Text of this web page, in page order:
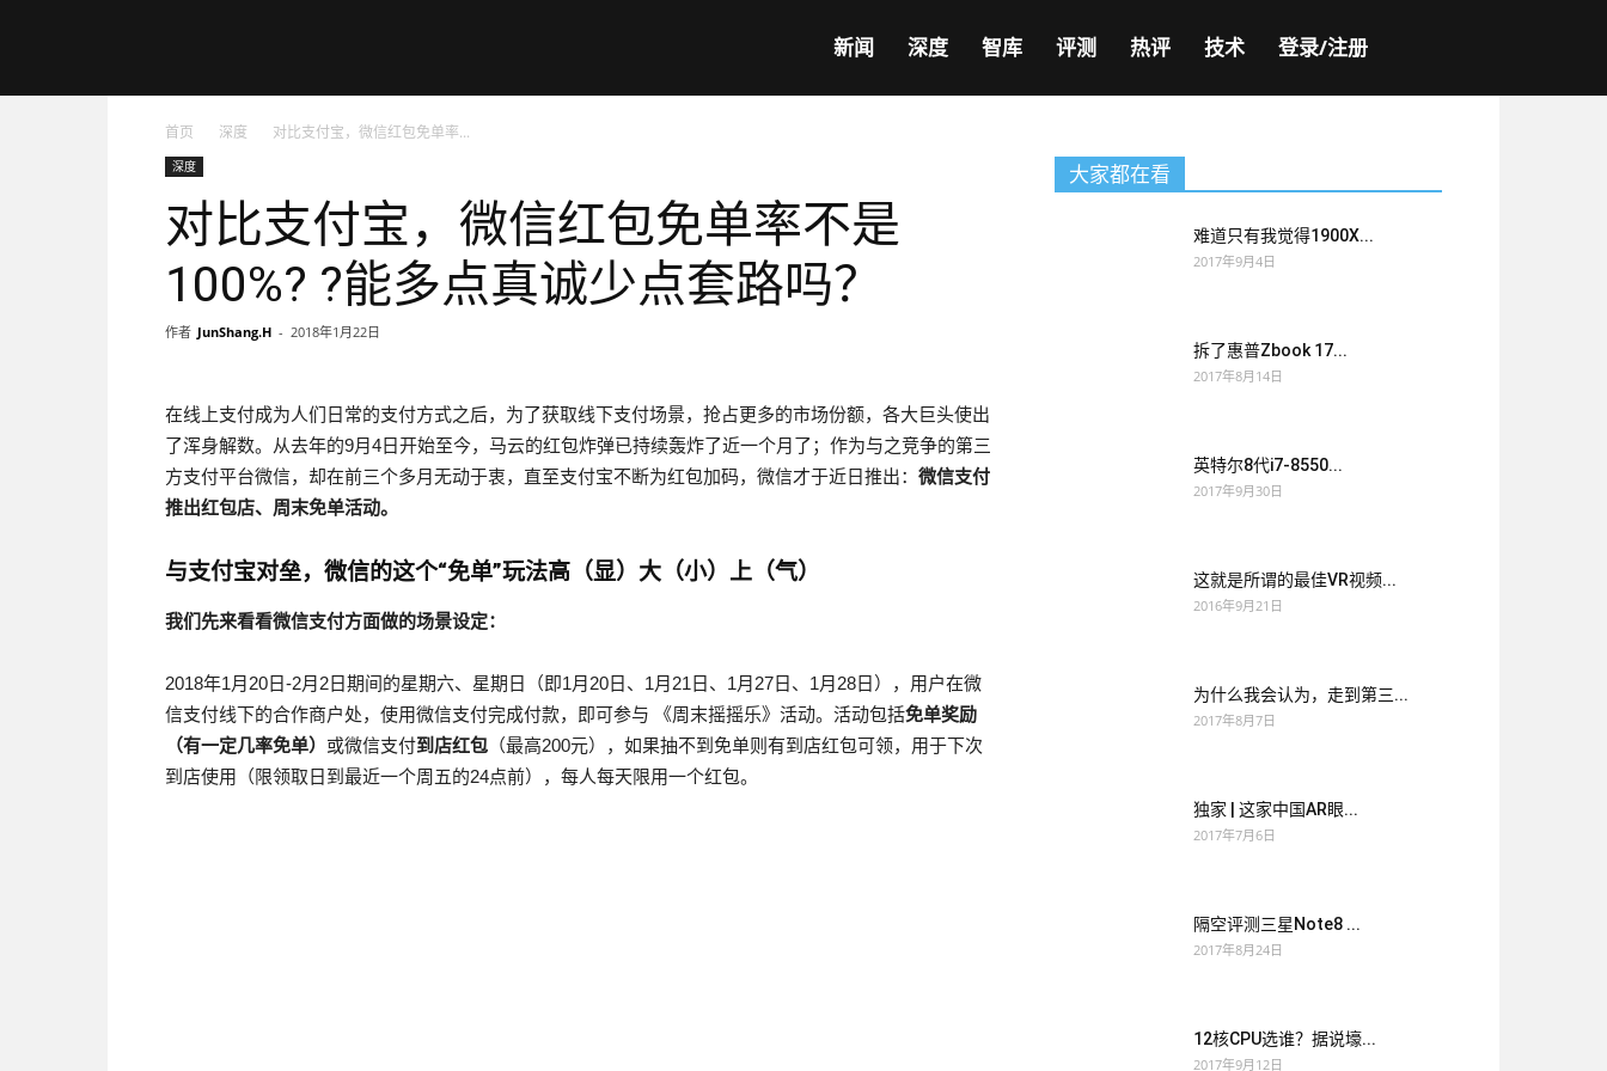
镜
网
新闻 深度 智库 评测 热评 技术 登录/注册
首页 深度 对比支付宝，微信红包免单率...
深度
对比支付宝，微信红包免单率不是
100%? ?能多点真诚少点套路吗？
作者 JunShang.H - 2018年1月22日
在线上支付成为人们日常的支付方式之后，为了获取线下支付场景，抢占更多的市场份额，各大巨头使出
了浑身解数。从去年的9月4日开始至今，马云的红包炸弹已持续轰炸了近一个月了；作为与之竞争的第三
方支付平台微信，却在前三个多月无动于衷，直至支付宝不断为红包加码，微信才于近日推出： 微信支付
推出红包店、周末免单活动。
与支付宝对垒，微信的这个“免单”玩法高（显）大（小）上（气）
我们先来看看微信支付方面做的场景设定：
2018年1月20日-2月2日期间的星期六、星期日（即1月20日、1月21日、1月27日、1月28日），用户在微
信支付线下的合作商户处，使用微信支付完成付款，即可参与 《周末摇摇乐》活动。活动包括免单奖励
（有一定几率免单） 或微信支付到店红包 （最高200元），如果抽不到免单则有到店红包可领，用于下次
到店使用（限领取日到最近一个周五的24点前），每人每天限用一个红包。
大家都在看
难道只有我觉得1900X...
2017年9月4日
拆了惠普Zbook 17...
2017年8月14日
英特尔8代i7-8550...
2017年9月30日
这就是所谓的最佳VR视频...
2016年9月21日
为什么我会认为，走到第三...
2017年8月7日
独家 | 这家中国AR眼...
2017年7月6日
隔空评测三星Note8 ...
2017年8月24日
12核CPU选谁？据说壕...
2017年9月12日